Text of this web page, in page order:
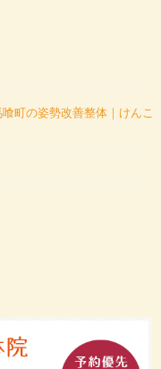
町の姿勢改善整体｜けんこ